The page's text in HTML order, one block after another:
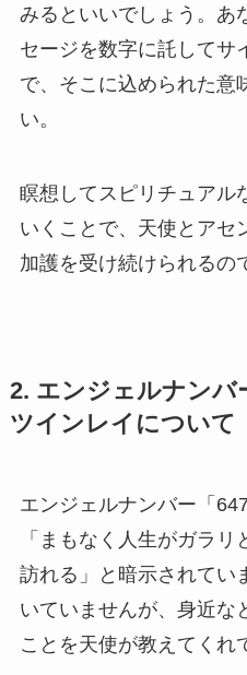
みるといいでしょう。あ
セージを数字に託してサ
で、そこに込められた意
い。
瞑想してスピリチュアル
いくことで、天使とアセ
加護を受け続けられるの
2. エンジェルナンバ
ツインレイについて
エンジェルナンバー「
「まもなく人生がガラ
訪れる」と暗示されてい
いていませんが、身近な
ことを天使が教えてくれ